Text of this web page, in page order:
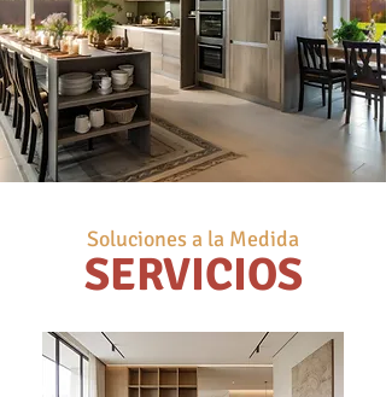
SERVICIOS
Soluciones a la Medida